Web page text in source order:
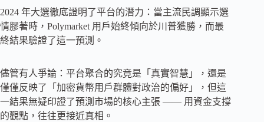
2024 年大選徹底證明了平台的潛力：當主流民調顯示選
情膠著時，Polymarket 用戶始終傾向於川普獲勝，而最
終結果驗證了這一預測。
儘管有人爭論：平台聚合的究竟是「真實智慧」，還是
僅僅反映了「加密貨幣用戶群體對政治的偏好」，但這
一結果無疑印證了預測市場的核心主張 —— 用資金支撐
的觀點，往往更接近真相。